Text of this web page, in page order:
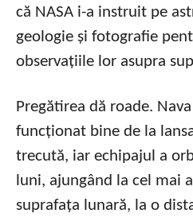
că NASA i-a instruit pe
geologie și fotografie
observațiile lor asupra
Pregătirea dă roade.
funcționat bine de la
trecută, iar echipajul a
luni, ajungând la cel mai
suprafața lunară, la o